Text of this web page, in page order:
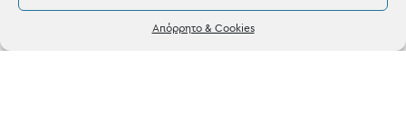
Απόρρητο & Cookies
Shop the look
Φίλτρα
0